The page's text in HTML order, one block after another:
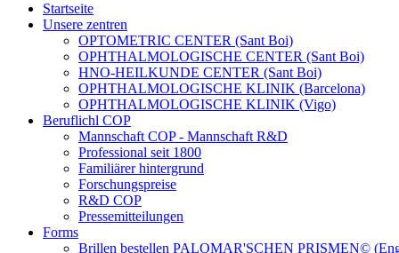
Startseite
Unsere zentren
OPTOMETRIC CENTER (Sant Boi)
OPHTHALMOLOGISCHE CENTER (Sant Boi)
HNO-HEILKUNDE CENTER (Sant Boi)
OPHTHALMOLOGISCHE KLINIK (Barcelona)
OPHTHALMOLOGISCHE KLINIK (Vigo)
Beruflichl COP
Mannschaft COP - Mannschaft R&D
Professional seit 1800
Familiärer hintergrund
Forschungspreise
R&D COP
Pressemitteilungen
Forms
Brillen bestellen PALOMAR'SCHEN PRISMEN©